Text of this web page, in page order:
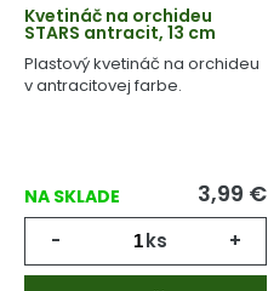
Kvetináč na orchideu
STARS antracit, 13 cm
Plastový kvetináč na orchideu
v antracitovej farbe.
NA SKLADE 3,99 €
- ks +